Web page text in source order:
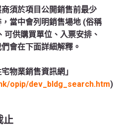
商須於項目公開銷售前最少
當中會列明銷售場地 (俗稱
可供購買單位、入票安排、
會在下面詳細解釋。
物業銷售資訊網」
opip/dev_bldg_search.htm)
止